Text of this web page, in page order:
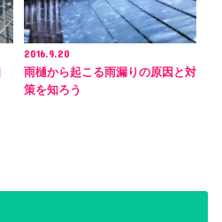
2016.9.20
雨樋から起こる雨漏りの原因と対
策を知ろう